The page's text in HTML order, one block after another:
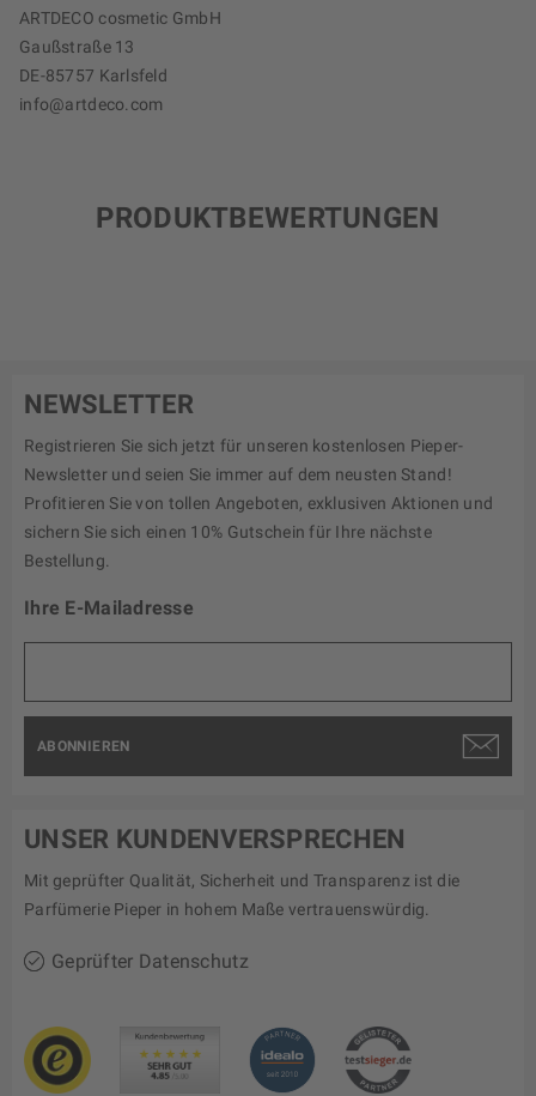
ARTDECO cosmetic GmbH
Gaußstraße 13
DE-85757 Karlsfeld
info@artdeco.com
PRODUKTBEWERTUNGEN
NEWSLETTER
Registrieren Sie sich jetzt für unseren kostenlosen Pieper-
Newsletter und seien Sie immer auf dem neusten Stand!
Profitieren Sie von tollen Angeboten, exklusiven Aktionen und
sichern Sie sich einen 10% Gutschein für Ihre nächste
Bestellung.
Ihre E-Mailadresse
ABONNIEREN
UNSER KUNDENVERSPRECHEN
Mit geprüfter Qualität, Sicherheit und Transparenz ist die
Parfümerie Pieper in hohem Maße vertrauenswürdig.
Geprüfter Datenschutz